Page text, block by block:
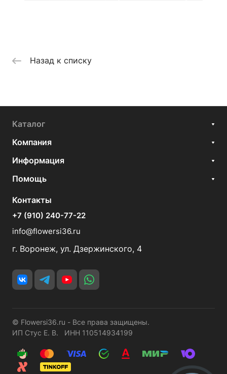
Назад к списку
Каталог
Компания
Информация
Помощь
Контакты
+7 (910) 240-77-22
info@flowersi36.ru
г. Воронеж, ул. Дзержинского, 4
© Flowersi36.ru - Все права защищены.
ИП Стус Е. В. ИНН 110514934199